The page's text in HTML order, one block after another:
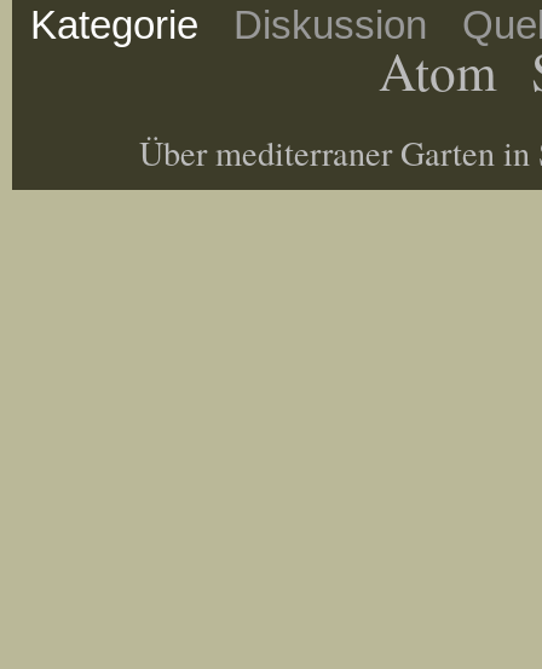
Kategorie Diskussion
Atom
Über mediterraner Garten in